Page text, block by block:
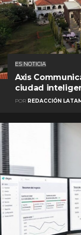
ES NOTICIA
Axis
ciudad
POR REDACCIÓN